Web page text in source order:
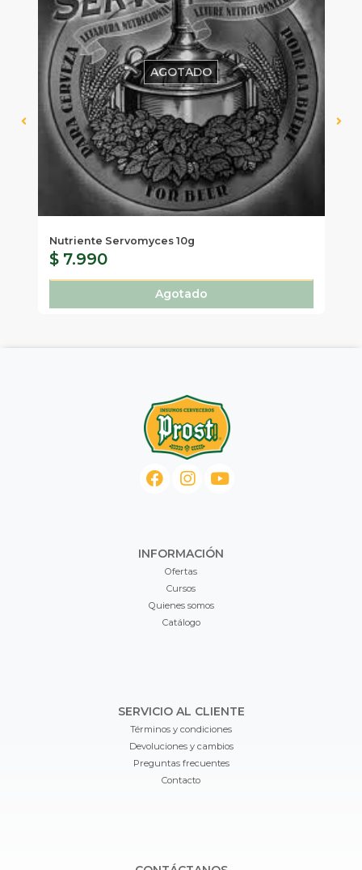
AGOTADO
Nutriente Servomyces 10g
$ 7.990
Agotado
INFORMACIÓN
Ofertas
Cursos
Quienes somos
Catálogo
SERVICIO AL CLIENTE
Términos y condiciones
Devoluciones y cambios
Preguntas frecuentes
Contacto